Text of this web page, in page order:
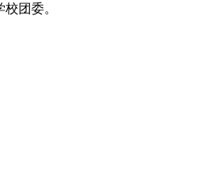
团委。